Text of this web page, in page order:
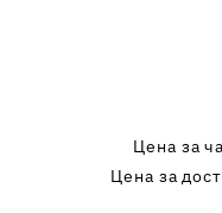
Цена за
Цена за